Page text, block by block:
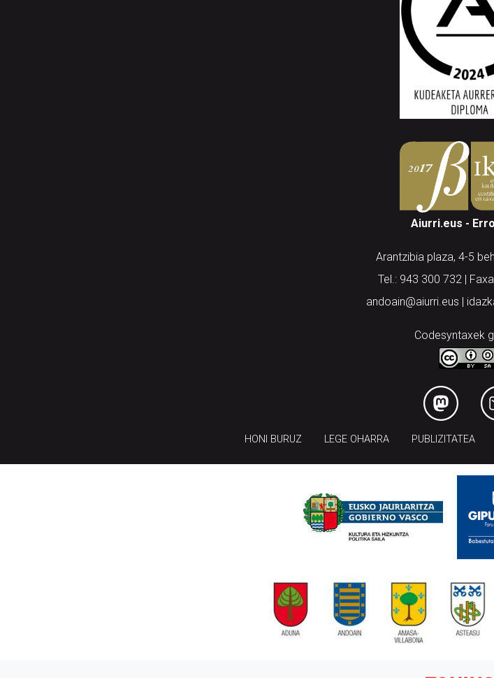
Aiurri.eus -
Arantzibia plaza, 4-5
Tel.: 943 300 732 |
andoain@aiurri.eus |
Codesyntaxek
HONI BURUZ LEGE OHARRA PUBLIZITATEA